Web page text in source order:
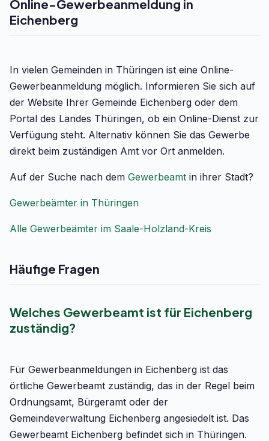
Online-Gewerbeanmeldung in
Eichenberg
In vielen Gemeinden in Thüringen ist eine Online-
Gewerbeanmeldung möglich. Informieren Sie sich auf
der Website Ihrer Gemeinde Eichenberg oder dem
Portal des Landes Thüringen, ob ein Online-Dienst zur
Verfügung steht. Alternativ können Sie das Gewerbe
direkt beim zuständigen Amt vor Ort anmelden.
Auf der Suche nach dem Gewerbeamt in ihrer Stadt?
Gewerbeämter in Thüringen
Alle Gewerbeämter im Saale-Holzland-Kreis
Häufige Fragen
Welches Gewerbeamt ist für Eichenberg
zuständig?
Für Gewerbeanmeldungen in Eichenberg ist das
örtliche Gewerbeamt zuständig, das in der Regel beim
Ordnungsamt, Bürgeramt oder der
Gemeindeverwaltung Eichenberg angesiedelt ist. Das
Gewerbeamt Eichenberg befindet sich in Thüringen.